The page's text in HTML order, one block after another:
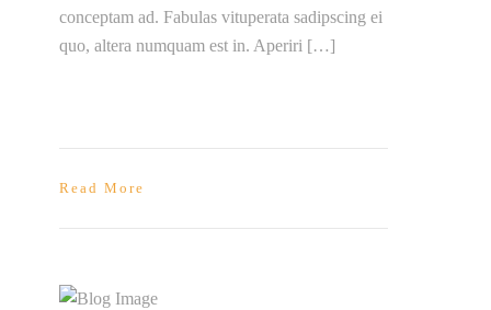
conceptam ad. Fabulas vituperata sadipscing ei
quo, altera numquam est in. Aperiri […]
Read More